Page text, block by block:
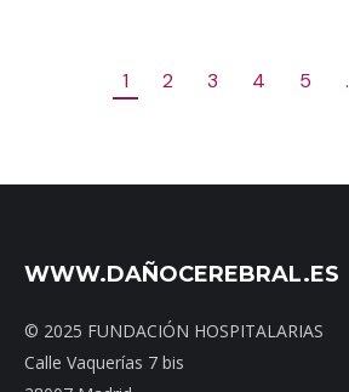
1 2 3 4 5
WWW.DAÑOCEREBRAL.ES
© 2025 FUNDACIÓN HOSPITALARIAS
Calle Vaquerías 7 bis